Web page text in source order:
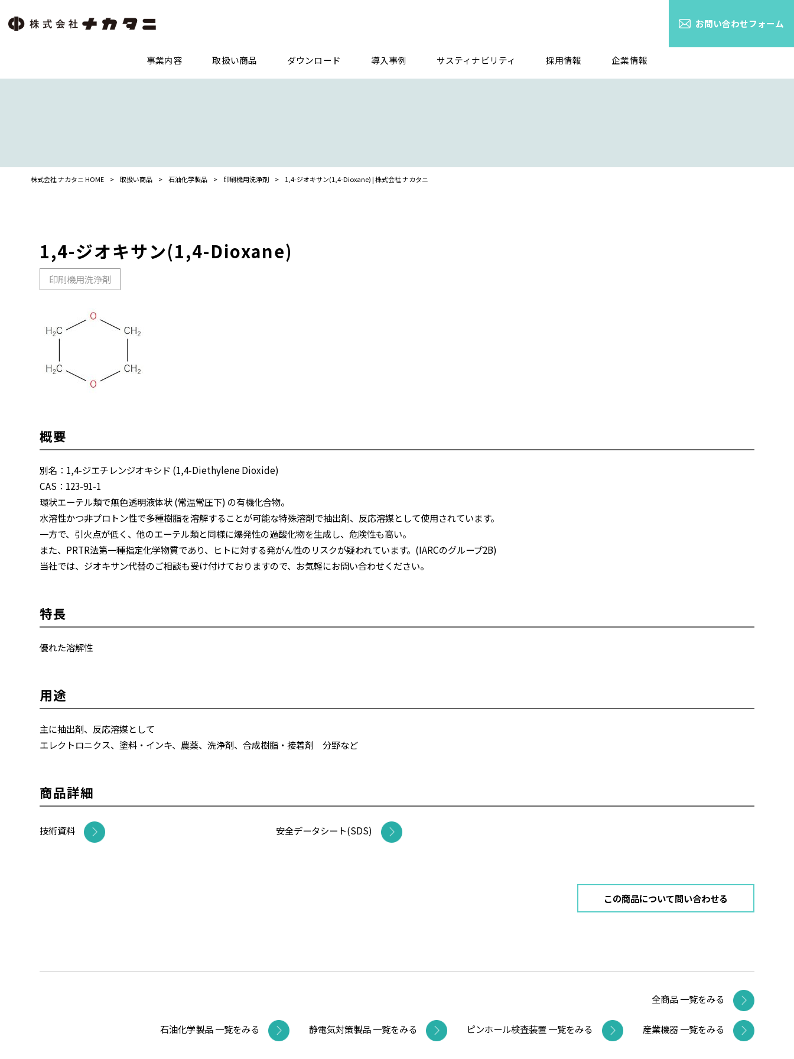
お問い合わせフォーム
事業内容 取扱い商品 ダウンロード 導入事例 サスティナビリティ 採用情報 企業情報
株式会社 ナカタニ HOME > 取扱い商品 > 石油化学製品 > 印刷機用洗浄剤 > 1,4-ジオキサン(1,4-Dioxane) | 株式会社 ナカタニ
1,4-ジオキサン(1,4-Dioxane)
印刷機用洗浄剤
概要
別名：1,4-ジエチレンジオキシド (1,4-Diethylene Dioxide)
CAS： 123-91-1
環状エーテル類で無色透明液体状 (常温常圧下) の有機化合物。
水溶性かつ非プロトン性で多種樹脂を溶解することが可能な特殊溶剤で抽出剤、反応溶媒として使用されています。
一方で、引火点が低く、他のエーテル類と同様に爆発性の過酸化物を生成し、危険性も高い。
また、PRTR法第一種指定化学物質であり、ヒトに対する発がん性のリスクが疑われています。(IARCのグループ2B)
当社では、ジオキサン代替のご相談も受け付けておりますので、お気軽にお問い合わせください。
特長
優れた溶解性
用途
主に抽出剤、反応溶媒として
エレクトロニクス、塗料・インキ、農薬、洗浄剤、合成樹脂・接着剤 分野など
商品詳細
技術資料 安全データシート(SDS)
この商品について問い合わせる
全商品 一覧をみる
石油化学製品 一覧をみる 静電気対策製品 一覧をみる ピンホール検査装置 一覧をみる 産業機器 一覧をみる